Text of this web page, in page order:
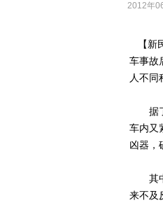
2012年
【新
车事故
人不同
据了
车内又
凶器，
其中
来不及